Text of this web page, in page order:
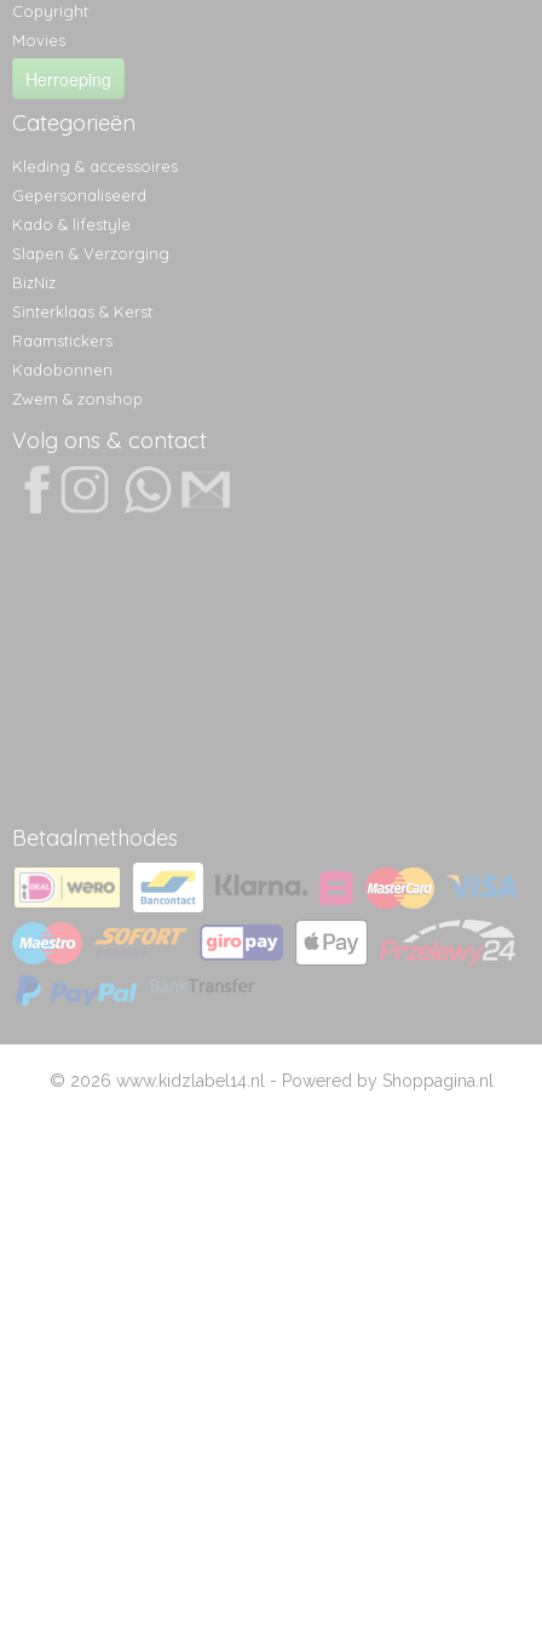
Copyright
Movies
Herroeping
Categorieën
Kleding & accessoires
Gepersonaliseerd
Kado & lifestyle
Slapen & Verzorging
BizNiz
Sinterklaas & Kerst
Raamstickers
Kadobonnen
Zwem & zonshop
Volg ons & contact
Betaalmethodes
© 2026 www.kidzlabel14.nl - Powered by Shoppagina.nl